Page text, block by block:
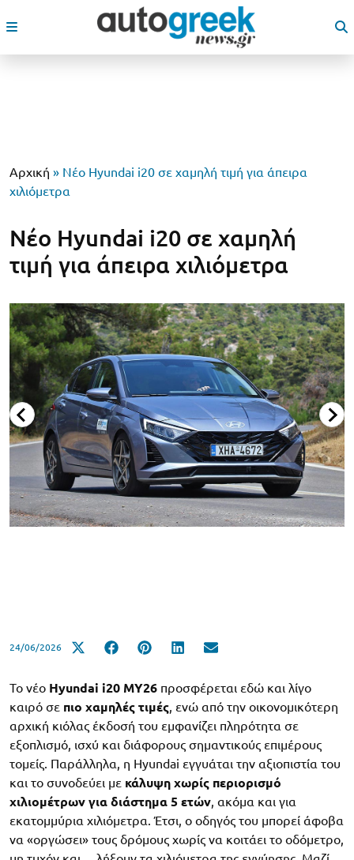
Αρχική » Νέο Hyundai i20 σε χαμηλή τιμή για άπειρα
χιλιόμετρα
Νέο Hyundai i20 σε χαμηλή
τιμή για άπειρα χιλιόμετρα
24/06/2026
Το νέο Hyundai i20 MY26 προσφέρεται εδώ και λίγο
καιρό σε πιο χαμηλές τιμές, ενώ από την οικονομικότερη
αρχική κιόλας έκδοσή του εμφανίζει πληρότητα σε
εξοπλισμό, ισχύ και διάφορους σημαντικούς επιμέρους
τομείς. Παράλληλα, η Hyundai εγγυάται την αξιοπιστία του
και το συνοδεύει με κάλυψη χωρίς περιορισμό
χιλιομέτρων για διάστημα 5 ετών, ακόμα και για
εκατομμύρια χιλιόμετρα. Έτσι, ο οδηγός του μπορεί άφοβα
να «οργώσει» τους δρόμους χωρίς να κοιτάει το οδόμετρο,